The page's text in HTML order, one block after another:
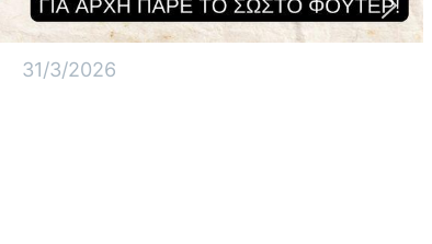
31/3/2026